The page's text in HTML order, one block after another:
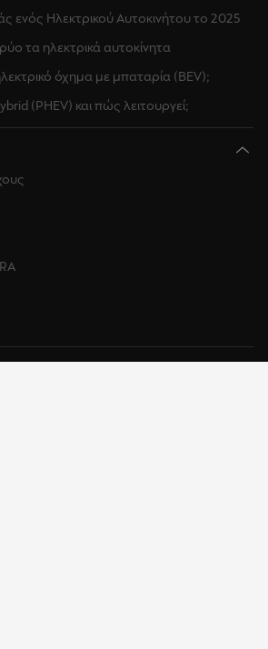
ενός Ηλεκτρικού Αυτοκινήτου το 2025
τα ηλεκτρικά αυτοκίνητα
όχημα με μπαταρία (BEV);
(PHEV) και πώς λειτουργεί;